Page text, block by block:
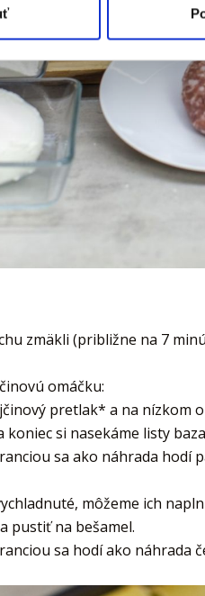
Títo partneri môžu príslušné
zmäkli (približne na 7
omáčku:
pretlak* a na nízkom
si nasekáme listy
sa ako náhrada hodí
môžeme ich
pustiť na bešamel.
sa hodí ako náhrada